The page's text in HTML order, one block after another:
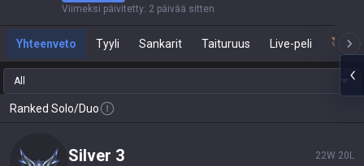
Viimeksi päivitetty: 2 päivää sitten
Yhteenveto Tyyli Sankarit Taituruus Live-peli
All
Ranked Solo/Duo
silver 3 22W 20 L